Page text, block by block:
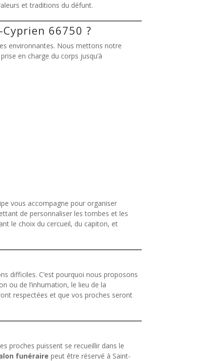
et traditions du défunt.
66750 ?
environnantes. Nous mettons notre
en charge du corps jusqu’à
vous accompagne pour organiser
de personnaliser les tombes et les
le choix du cercueil, du capiton, et
difficiles. C’est pourquoi nous proposons
ou de l’inhumation, le lieu de la
respectées et que vos proches seront
proches puissent se recueillir dans le
funéraire peut être réservé à Saint-